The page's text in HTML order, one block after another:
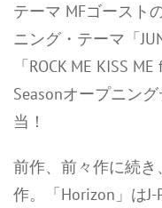
テーマ MFゴースト
ニング・テーマ「
「ROCK ME KISS
Seasonオープニン
当！
前作、前々作に続き
作。「Horizon」は